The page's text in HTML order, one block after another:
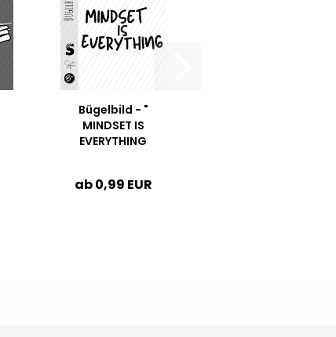
Bügelbild - "
MINDSET IS
EVERYTHING
ab 0,99 EUR